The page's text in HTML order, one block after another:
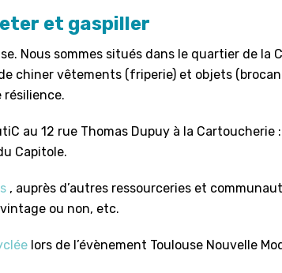
et gaspiller
Nous sommes situés dans le quartier de la
chiner vêtements (friperie) et objets
résilience.
au 12 rue Thomas Dupuy à la
Capitole.
, auprès d’autres ressourceries et
ou non, etc.
lors de l’évènement Toulouse Nouvelle